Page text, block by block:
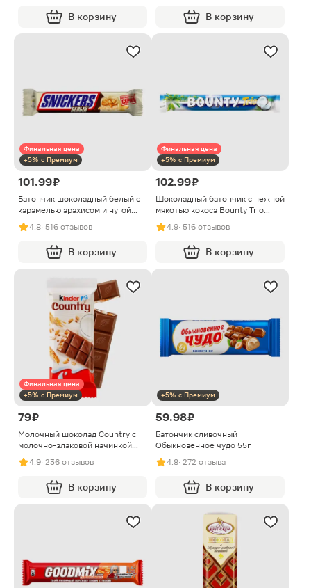
В корзину В корзину
Финальная цена
+5% с Премиум
101.99 ₽
Батончик шоколадный белый с
карамелью арахисом и нугой
Snickers 81г
4.8· 516 отзывов
В корзину
Финальная цена
+5% с Премиум
102.99 ₽
Шоколадный батончик с нежной
мякотью кокоса Bounty Trio
82.5г
4.9· 516 отзывов
В корзину
Финальная цена
+5% с Премиум
79 ₽
Молочный шоколад Country с
молочно-злаковой начинкой
Kinder 23.5г
4.9· 236 отзывов
В корзину
+5% с Премиум
59.98 ₽
Батончик сливочный
Обыкновенное чудо 55г
4.8· 272 отзыва
В корзину